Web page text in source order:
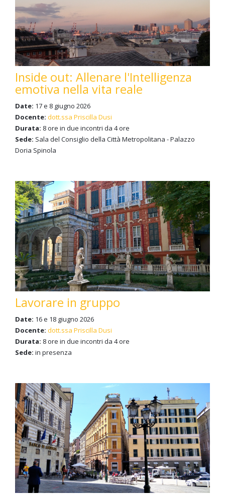
Inside out: Allenare l'Intelligenza
emotiva nella vita reale
Date: 17 e 8 giugno 2026
Docente: dott.ssa Priscilla Dusi
Durata: 8 ore in due incontri da 4 ore
Sede: Sala del Consiglio della Città Metropolitana - Palazzo
Doria Spinola
Lavorare in gruppo
Date: 16 e 18 giugno 2026
Docente: dott.ssa Priscilla Dusi
Durata: 8 ore in due incontri da 4 ore
Sede: in presenza